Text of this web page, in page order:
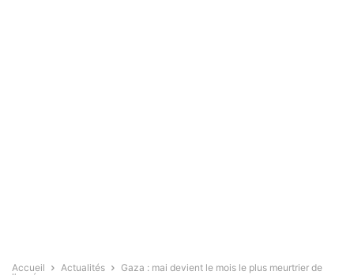
Accueil Actualités
Gaza : mai devient le mois le plus meurtrier de